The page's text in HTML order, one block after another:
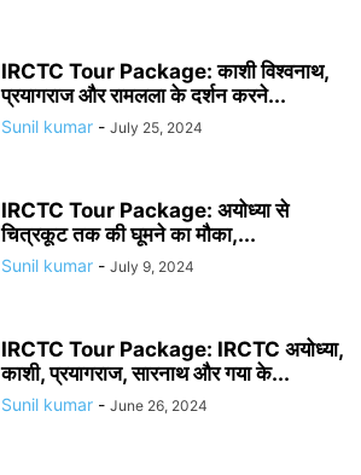
IRCTC Tour Package: काशी विश्वनाथ,
प्रयागराज और रामलला के दर्शन करने...
Sunil kumar - July 25, 2024
IRCTC Tour Package: अयोध्या से
चित्रकूट तक की घूमने का मौका,...
Sunil kumar - July 9, 2024
IRCTC Tour Package: IRCTC अयोध्या,
काशी, प्रयागराज, सारनाथ और गया के...
Sunil kumar - June 26, 2024